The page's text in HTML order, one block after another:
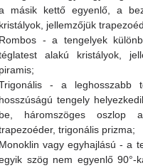
másik kettő egyenlő, a
kristályok, jellemzőjük
Rombos - a tengelyek
alakú kristályok,
piramis;
- a leghosszabb
hosszúságú tengely
be, háromszöges oszlop
trigonális prizma;
Monoklin vagy egyhajlású - a
szög nem egyenlő 90°-